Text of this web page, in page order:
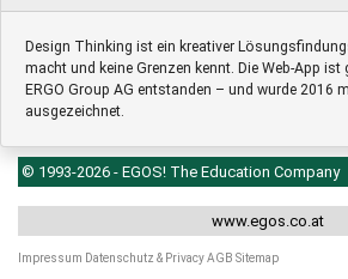
Design Thinking ist ein kreativer
macht und keine Grenzen kennt. Die Web-App
ERGO Group AG entstanden – und wurde 2016
ausgezeichnet.
© 1993-2026 - EGOS! The Education Company
www.egos.co.at
Impressum Datenschutz & PrivacyAGB Sitemap